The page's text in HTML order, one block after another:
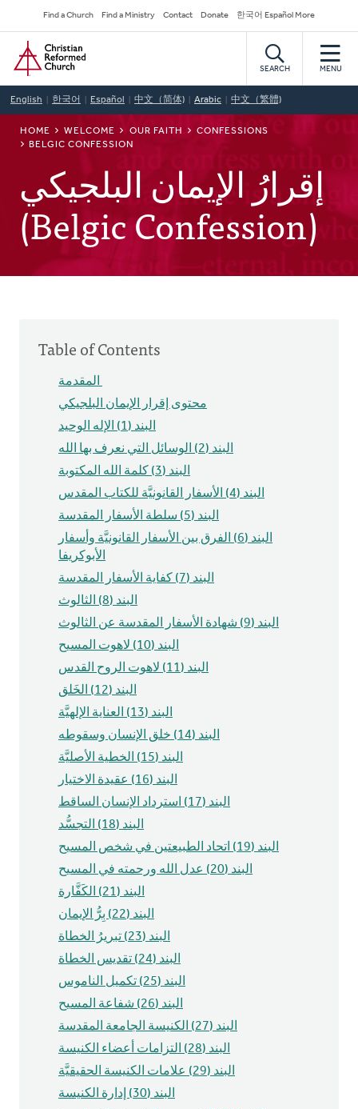
to
main
content
Secondary
Navigation
Find a Church Find a Ministry Contact Donate 한국어 Español More
Home
SEARCH MENU
English 한국어 Español 中文（简体) Arabic 中文（繁體)
BREADCRUMB
HOME WELCOME OUR FAITH
CONFESSIONS
BELGIC CONFESSION
إقرارُ الإيمان البلجيكي
(Belgic Confession)
Table of Contents
محتوى إقرار الإيمان البلجيكي
البند (1) الإله الوحيد
البند (2) الوسائل التي نعرف بها الله
البند (3) كلمة الله المكتوبة
البند (4) الأسفار القانونيَّة للكتاب المقدس
البند (5) سلطة الأسفار المقدسة
البند (6) الفرق بين الأسفار القانونيَّة وأسفار
الأبوكريفا
البند (7) كفاية الأسفار المقدسة
البند (8) الثالوث
البند (9) شهادة الأسفار المقدسة عن الثالوث
البند (10) لاهوت المسيح
البند (11) لاهوت الروح القدس
البند (12) الخَلق
البند (13) العناية الإلهيَّة
البند (14) خلق الإنسان وسقوطه
البند (15) الخطية الأصليَّة
البند (16) عقيدة الاختيار
البند (17) استرداد الإنسان الساقط
البند (18) التجسُّد
البند (19) اتحاد الطبيعتين في شخص المسيح
البند (20) عدل الله ورحمته في المسيح
البند (21) الكَفَّارة
البند (22) بِرُّ الإيمان
البند (23) تبريرُ الخطاة
البند (24) تقديس الخطاة
البند (25) تكميل الناموس
البند (26) شفاعة المسيح
البند (27) الكنيسة الجامعة المقدسة
البند (28) التزامات أعضاء الكنيسة
البند (29) علامات الكنيسة الحقيقيَّة
البند (30) إدارة الكنيسة